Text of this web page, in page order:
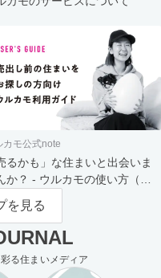
カモ公式note
るかも」な住まいと出会いま
か？ - ウルカモの使い方（買
ま向け）
を見る
る住まいメディア